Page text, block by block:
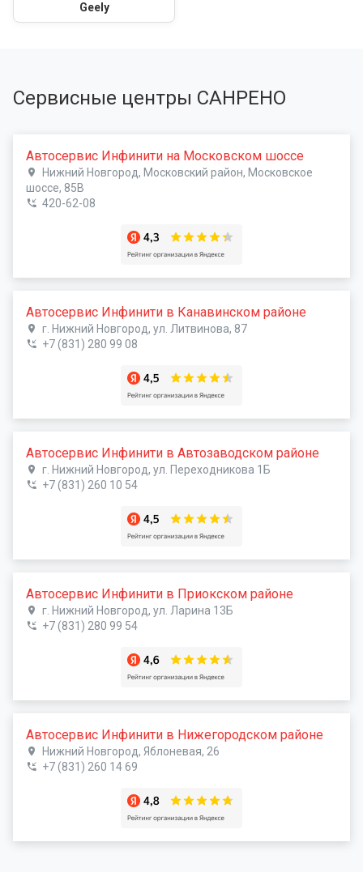
Geely
Сервисные центры САНРЕНО
Автосервис Инфинити на Московском шоссе
Нижний Новгород, Московский район, Московское
шоссе, 85В
420-62-08
Автосервис Инфинити в Канавинском районе
г. Нижний Новгород, ул. Литвинова, 87
+7 (831) 280 99 08
Автосервис Инфинити в Автозаводском районе
г. Нижний Новгород, ул. Переходникова 1Б
+7 (831) 260 10 54
Автосервис Инфинити в Приокском районе
г. Нижний Новгород, ул. Ларина 13Б
+7 (831) 280 99 54
Автосервис Инфинити в Нижегородском районе
Нижний Новгород, Яблоневая, 26
+7 (831) 260 14 69